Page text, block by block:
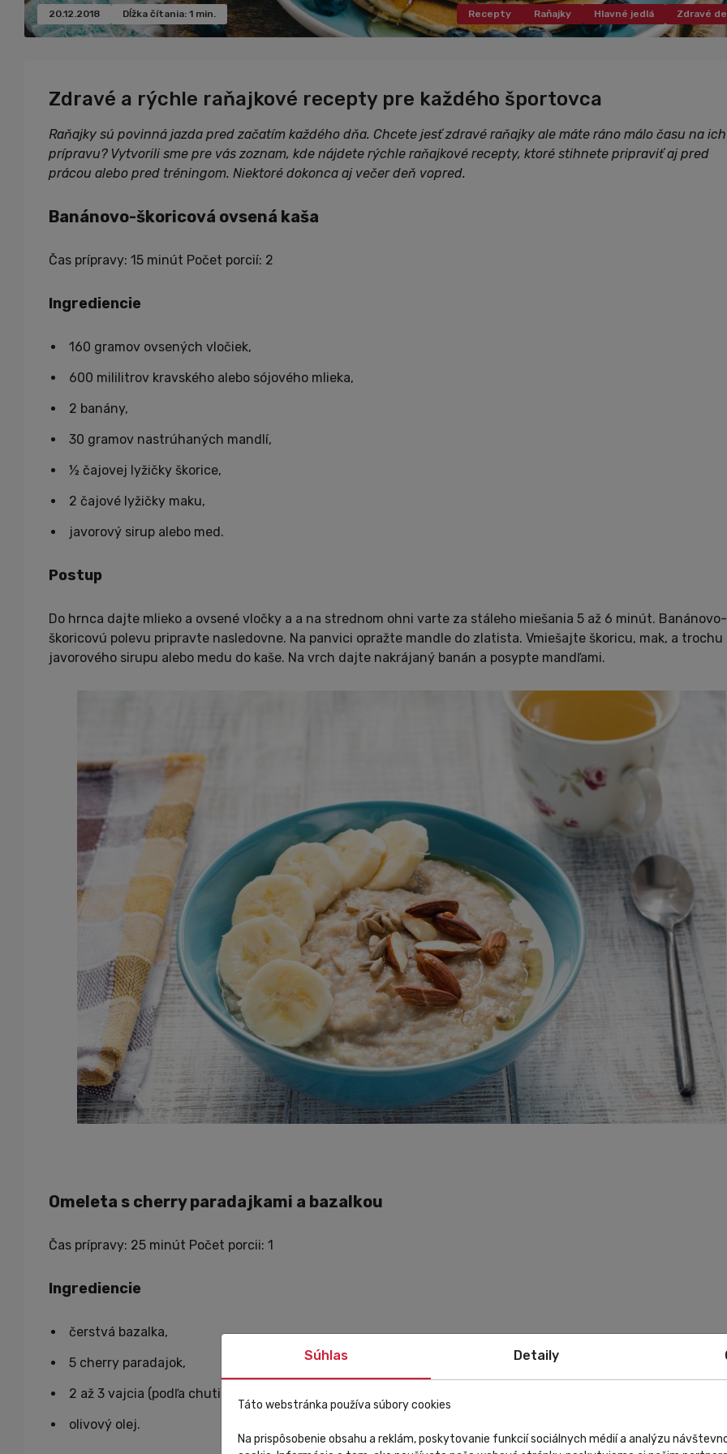
20.12.2018 Dĺžka čítania: 1 min. Recepty Raňajky Hlavné jedlá Zdravé
Zdravé a rýchle raňajkové recepty pre každého športovca
Raňajky sú povinná jazda pred začatím každého dňa. Chcete jesť zdravé raňajky ale máte ráno málo času na ich
prípravu? Vytvorili sme pre vás zoznam, kde nájdete rýchle raňajkové recepty, ktoré stihnete pripraviť aj pred
prácou alebo pred tréningom. Niektoré dokonca aj večer deň vopred.
Banánovo-škoricová ovsená kaša
Čas prípravy: 15 minút Počet porcií: 2
Ingrediencie
160 gramov ovsených vločiek,
600 mililitrov kravského alebo sójového mlieka,
2 banány,
30 gramov nastrúhaných mandlí,
½ čajovej lyžičky škorice,
2 čajové lyžičky maku,
javorový sirup alebo med.
Postup
Do hrnca dajte mlieko a ovsené vločky a a na strednom ohni varte za stáleho miešania 5 až 6 minút. Banánovo-
škoricovú polevu pripravte nasledovne. Na panvici opražte mandle do zlatista. Vmiešajte škoricu, mak, a trochu
javorového sirupu alebo medu do kaše. Na vrch dajte nakrájaný banán a posypte mandľami.
Omeleta s cherry paradajkami a bazalkou
Čas prípravy: 25 minút Počet porcii: 1
Ingrediencie
čerstvá bazalka,
5 cherry paradajok,
2 až 3 vajcia (podľa chuti a hladu),
olivový olej.
Súhlas Detaily
Táto webstránka používa súbory cookies
Na prispôsobenie obsahu a reklám, poskytovanie funkcií sociálnych médií a analýzu